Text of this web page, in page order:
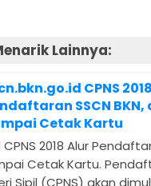
Lainnya:
CPNS
SSCN
Cetak Kartu
2018 Alur
Cetak Kartu.
Sipil (CPNS) akan